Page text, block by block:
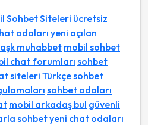
Sohbet Siteleri ücretsiz
odaları yeni açılan
muhabbet mobil sohbet
chat forumlarısohbet
siteleri Türkçe sohbet
sohbet odaları
mobil arkadaş bul güvenli
sohbetyeni chat odaları